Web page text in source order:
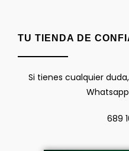
TU TIENDA DE
Si tienes cualquier
689